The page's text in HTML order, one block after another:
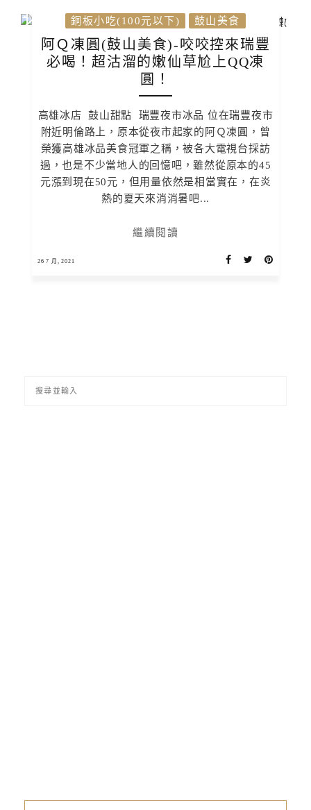
銅板小吃(100元以下) 鼓山美食
阿Ｑ凍圓(鼓山美食)-咬咬控來瑞豐
必喝！超沽溜的嫩仙草尬上QQ凍
圓！
高雄冰店 鼓山甜點 瑞豐夜市冰品 位在瑞豐夜市
附近明倫路上，原本從夜市起家的阿Ｑ凍圓，曾
榮獲高雄冰品美食冠軍之稱，被各大電視台採訪
過，也是不少當地人的回憶吧，雖然從原本的45
元漲到現在50元，但用量依然是相當實在，在炎
熱的夏天來消消暑吧...
繼續閱讀
26 7 月, 2021